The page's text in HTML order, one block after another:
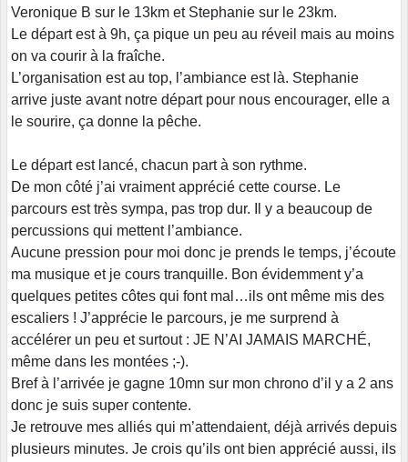
Veronique B sur le 13km et Stephanie sur le 23km.
Le départ est à 9h, ça pique un peu au réveil mais au moins
on va courir à la fraîche.
L’organisation est au top, l’ambiance est là. Stephanie
arrive juste avant notre départ pour nous encourager, elle a
le sourire, ça donne la pêche.
Le départ est lancé, chacun part à son rythme.
De mon côté j’ai vraiment apprécié cette course. Le
parcours est très sympa, pas trop dur. Il y a beaucoup de
percussions qui mettent l’ambiance.
Aucune pression pour moi donc je prends le temps, j’écoute
ma musique et je cours tranquille. Bon évidemment y’a
quelques petites côtes qui font mal…ils ont même mis des
escaliers ! J’apprécie le parcours, je me surprend à
accélérer un peu et surtout : JE N’AI JAMAIS MARCHÉ,
même dans les montées ;-).
Bref à l’arrivée je gagne 10mn sur mon chrono d’il y a 2 ans
donc je suis super contente.
Je retrouve mes alliés qui m’attendaient, déjà arrivés depuis
plusieurs minutes. Je crois qu’ils ont bien apprécié aussi, ils